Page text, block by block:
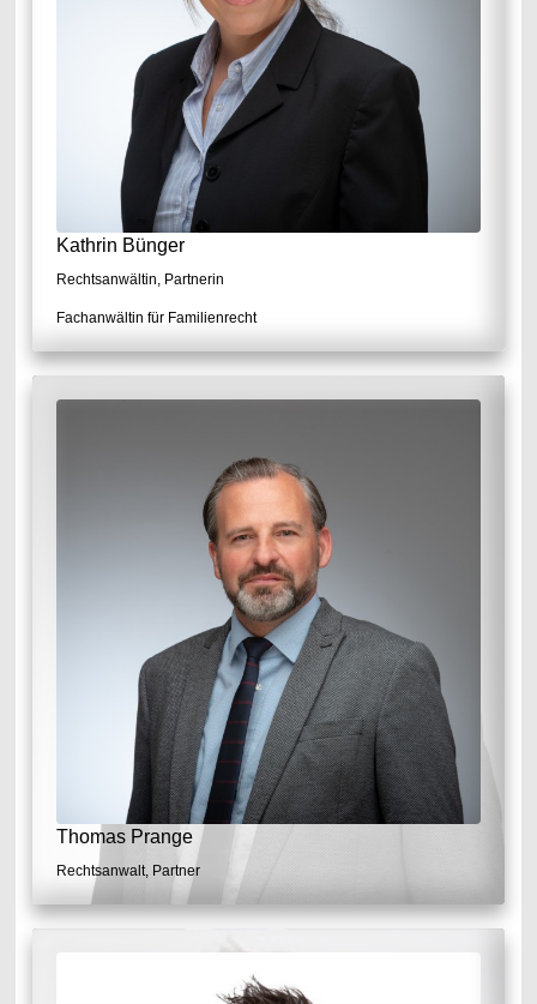
Kathrin Bünger
Rechtsanwältin, Partnerin
Fachanwältin für Familienrecht
Thomas Prange
Rechtsanwalt, Partner